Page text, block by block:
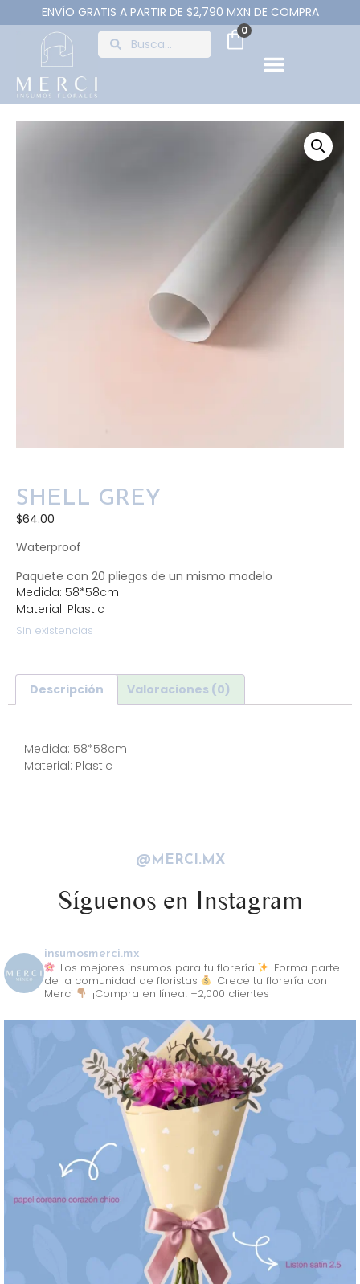
ENVÍO GRATIS A PARTIR DE $2,790 MXN DE COMPRA
0
SHELL GREY
$64.00
Waterproof
Paquete con 20 pliegos de un mismo modelo
Medida: 58*58cm
Material: Plastic
Sin existencias
Descripción Valoraciones (0)
Medida: 58*58cm
Material: Plastic
@MERCI.MX
Síguenos en Instagram
insumosmerci.mx
Los mejores insumos para tu florería
Forma parte
de la comunidad de floristas
Crece tu florería con
Merci
¡Compra en línea! +2,000 clientes